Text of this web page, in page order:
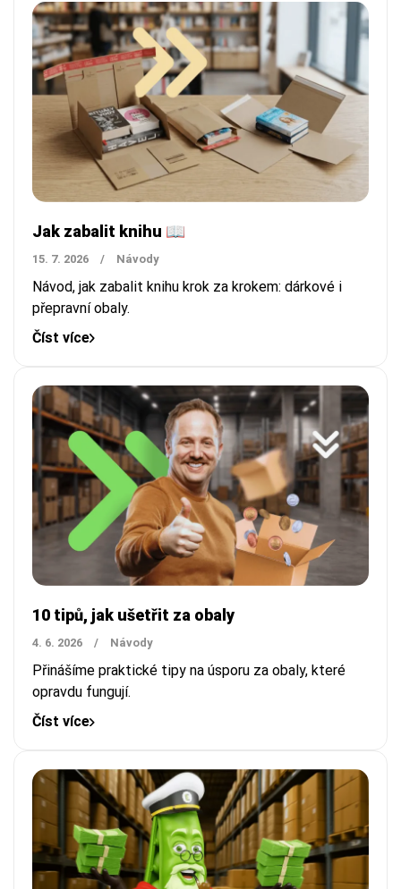
Jak zabalit knihu 📖
15. 7. 2026 / Návody
Návod, jak zabalit knihu krok za krokem: dárkové i
přepravní obaly.
Číst více
10 tipů, jak ušetřit za obaly
4. 6. 2026 / Návody
Přinášíme praktické tipy na úsporu za obaly, které
opravdu fungují.
Číst více